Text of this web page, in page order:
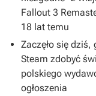
Fallout 3
18 lat temu
Zaczęło się
Steam zdobyć
polskiego
ogłoszenia